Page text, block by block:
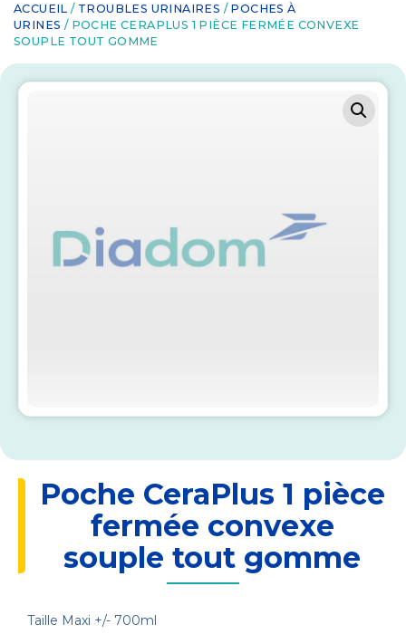
ACCUEIL / TROUBLES URINAIRES / POCHES À
URINES / POCHE CERAPLUS 1 PIÈCE FERMÉE CONVEXE
SOUPLE TOUT GOMME
Poche CeraPlus 1 pièce
fermée convexe
souple tout gomme
Taille Maxi +/- 700ml